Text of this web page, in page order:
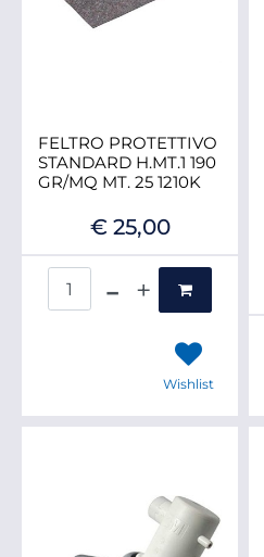
FELTRO PROTETTIVO
STANDARD H.MT.1 190
GR/MQ MT. 25 1210K
€ 25,00
Wishlist